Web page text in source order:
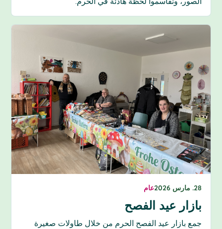
28. مارس 2026 عام
بازار عيد الفصح
جمع بازار عيد الفصح الحرم من خلال طاولات صغيرة